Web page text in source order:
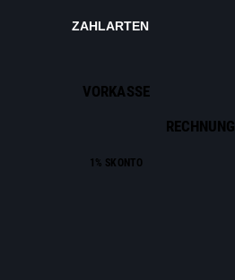
ZAHLARTEN
VORKASSE
1% SKONTO
RECHNUNG